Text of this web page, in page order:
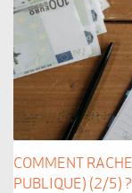
COMMENT
PUBLIQUE) (2/5) ?